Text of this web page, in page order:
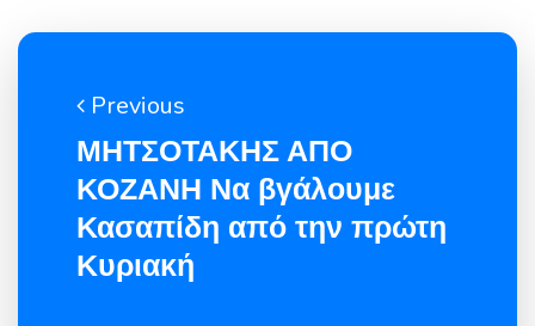
Previous
ΜΗΤΣΟΤΑΚΗΣ ΑΠΟ
ΚΟΖΑΝΗ Να βγάλουμε
Κασαπίδη από την πρώτη
Κυριακή